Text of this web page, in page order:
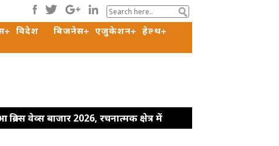
विदेश बिजनेस एजुकेशन
हेल्थ
वेव्स बाजार 2026, रचनात्मक क्षेत्र में